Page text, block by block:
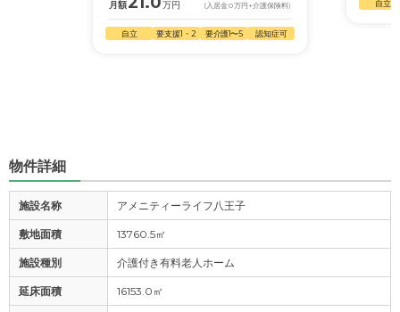
月額 万円 (入居金0万円 +介護保険料)
自立 要支援1・2 要介護1〜5 認知症可
自立
物件詳細
施設名称 アメニティーライフ八王子
敷地面積 13760.5㎡
施設種別 介護付き有料老人ホーム
延床面積 16153.0㎡